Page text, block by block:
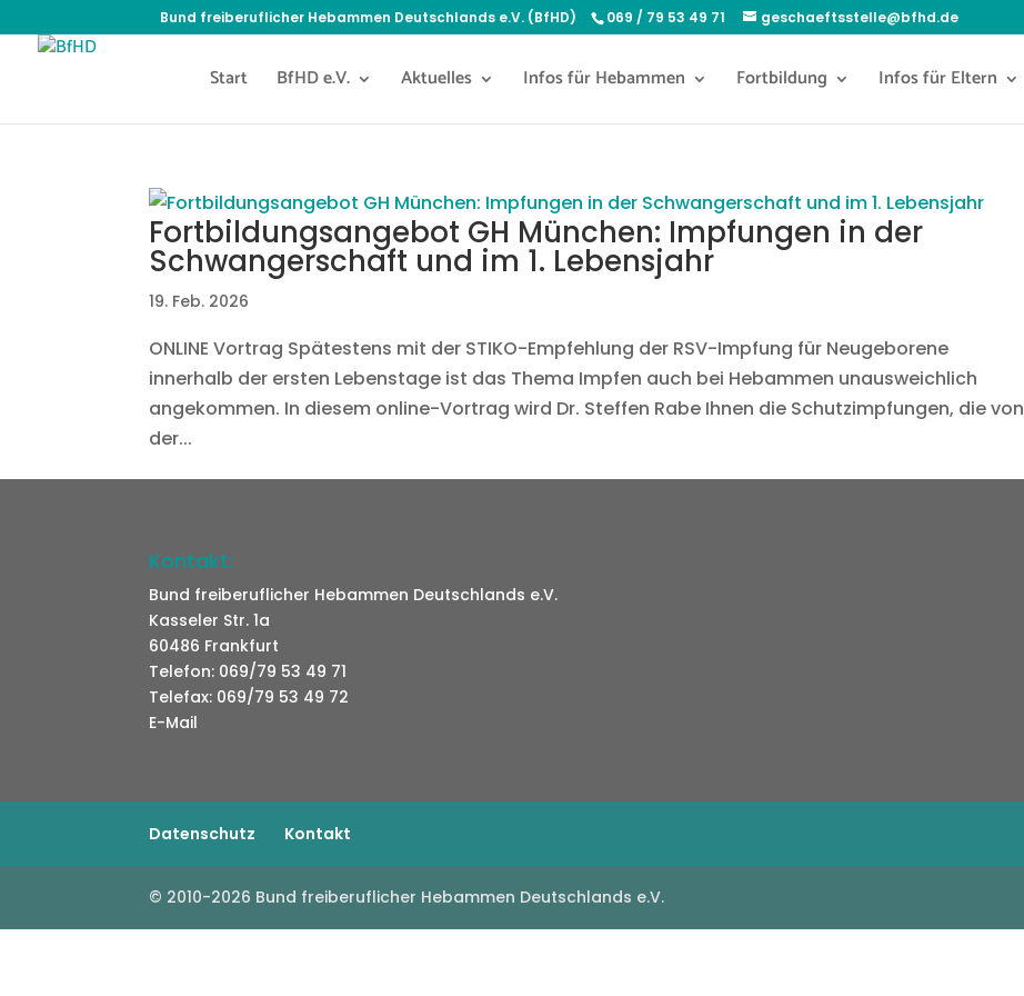
Bund freiberuflicher Hebammen Deutschlands e.V. (BfHD) 069 / 79 53 49 71 geschaeftsstelle@bfhd.de
Start BfHD e.V. Aktuelles Infos für Hebammen Fortbildung Infos für Eltern
Fortbildungsangebot GH München: Impfungen in der
Schwangerschaft und im 1. Lebensjahr
19. Feb. 2026
ONLINE Vortrag Spätestens mit der STIKO-Empfehlung der RSV-Impfung für Neugeborene
innerhalb der ersten Lebenstage ist das Thema Impfen auch bei Hebammen unausweichlich
angekommen. In diesem online-Vortrag wird Dr. Steffen Rabe Ihnen die Schutzimpfungen, die von
der...
Kontakt:
Bund freiberuflicher Hebammen Deutschlands e.V.
Kasseler Str. 1a
60486 Frankfurt
Telefon: 069/79 53 49 71
Telefax: 069/79 53 49 72
E-Mail
Datenschutz Kontakt
© 2010-2026 Bund freiberuflicher Hebammen Deutschlands e.V.